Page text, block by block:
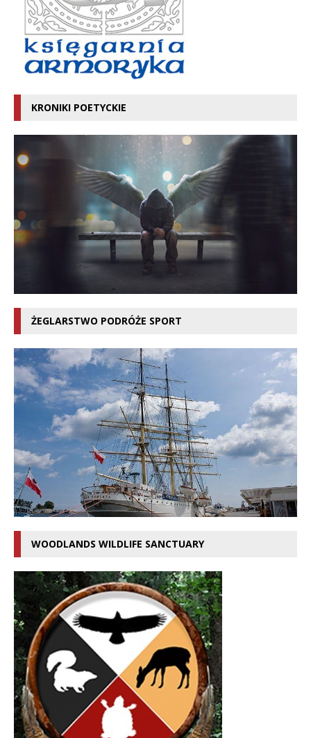
KRONIKI POETYCKIE
ŻEGLARSTWO PODRÓŻE SPORT
WOODLANDS WILDLIFE SANCTUARY